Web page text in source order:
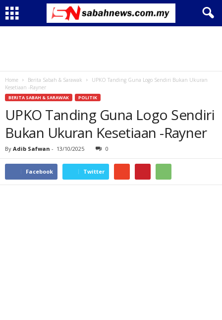
Home Berita Sabah & Sarawak
UPKO Tanding Guna Logo Sendiri Bukan Ukuran
Kesetiaan -Rayner
BERITA SABAH & SARAWAK POLITIK
UPKO Tanding Guna Logo Sendiri
Bukan Ukuran Kesetiaan -Rayner
By Adib Safwan - 13/10/2025 0
Facebook Twitter